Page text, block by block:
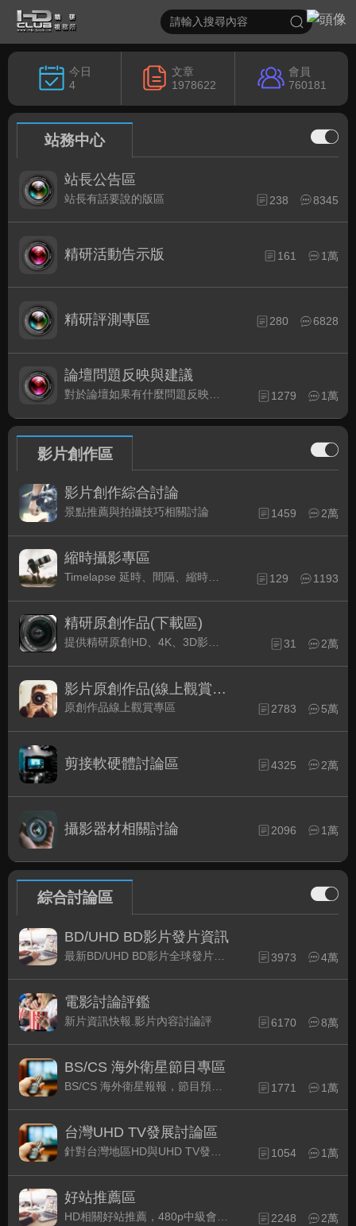
今日
4
文章
1978622
會員
760181
站務中心
站長公告區
站長有話要說的版區 238 8345
精研活動告示版 161 1萬
精研評測專區 280 6828
論壇問題反映與建議
對於論壇如果有什麼問題反映或是建議, 竭誠歡迎在這裡盡情發表 1279 1萬
影片創作區
影片創作綜合討論
景點推薦與拍攝技巧相關討論 1459 2萬
縮時攝影專區
129 1193
精研原創作品(下載區)
提供精研原創HD、4K、3D影片作品下載專區 31 2萬
影片原創作品(線上觀賞區)
原創作品線上觀賞專區 2783 5萬
剪接軟硬體討論區 4325 2萬
攝影器材相關討論 2096 1萬
綜合討論區
BD/UHD BD影片發片資訊
3973 4萬
電影討論評鑑
新片資訊快報.影片內容討論評 6170 8萬
BS/CS 海外衛星節目專區
1771 1萬
台灣UHD TV發展討論區
1054 1萬
好站推薦區
HD相關好站推薦，480p中級會員以上限定 2248 2萬